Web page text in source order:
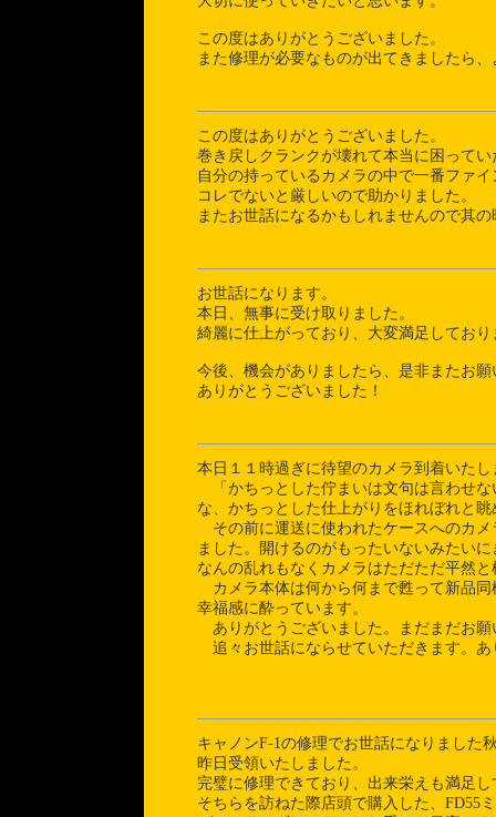
この度はありがとうございました。
また修理が必要なものが出てきましたら
この度はありがとうございました。
巻き戻しクランクが壊れて本当に困って
自分の持っているカメラの中で一番ファ
コレでないと厳しいので助かりました。
またお世話になるかもしれませんので其
お世話になります。
本日、無事に受け取りました。
綺麗に仕上がっており、大変満足しており
今後、機会がありましたら、是非またお
ありがとうございました！
本日１１時過ぎに待望のカメラ到着いたし
「かちっとした佇まいは文句は言わせ
な、かちっとした仕上がりをほれぼれと
その前に運送に使われたケースへのカ
ました。開けるのがもったいないみたい
なんの乱れもなくカメラはただただ平然
カメラ本体は何から何まで甦って新品
幸福感に酔っています。
ありがとうございました。まだまだお願
追々お世話にならせていただきま
キャノンF-1の修理でお世話になりました
昨日受領いたしました。
完璧に修理できており、出来栄えも満足し
そちらを訪ねた際店頭で購入した、FD55